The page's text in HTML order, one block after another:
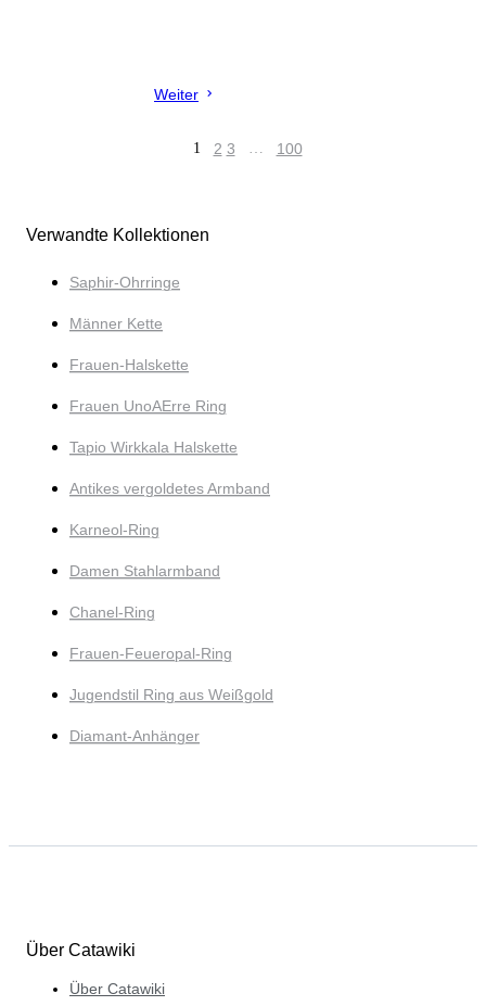
Weiter
1 2 3 … 100
Verwandte Kollektionen
Saphir-Ohrringe
Männer Kette
Frauen-Halskette
Frauen UnoAErre Ring
Tapio Wirkkala Halskette
Antikes vergoldetes Armband
Karneol-Ring
Damen Stahlarmband
Chanel-Ring
Frauen-Feueropal-Ring
Jugendstil Ring aus Weißgold
Diamant-Anhänger
Über Catawiki
Über Catawiki